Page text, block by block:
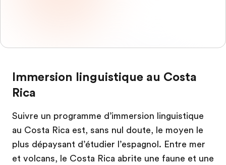
Immersion linguistique au Costa
Rica
Suivre un programme d’immersion linguistique
au Costa Rica est, sans nul doute, le moyen le
plus dépaysant d’étudier l’espagnol. Entre mer
et volcans, le Costa Rica abrite une faune et une